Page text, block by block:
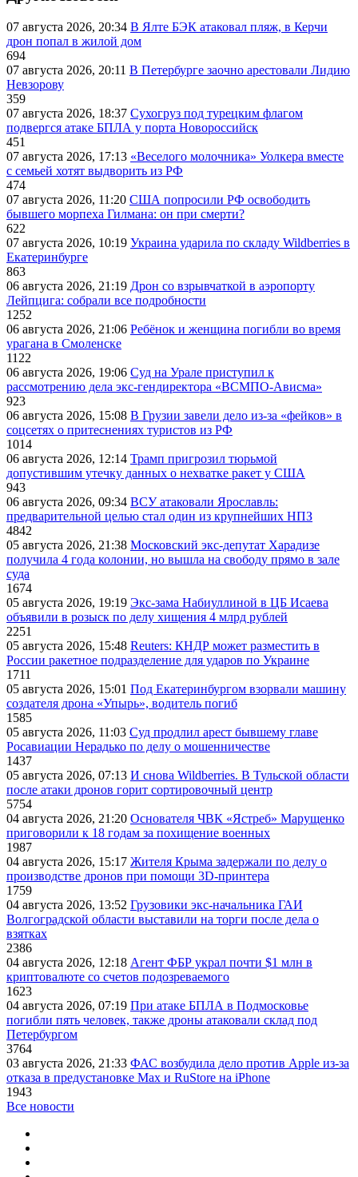
07 августа 2026, 20:34 В Ялте БЭК атаковал пляж, в Керчи
дрон попал в жилой дом
694
07 августа 2026, 20:11 В Петербурге заочно арестовали Лидию
Невзорову
359
07 августа 2026, 18:37 Сухогруз под турецким флагом
подвергся атаке БПЛА у порта Новороссийск
451
07 августа 2026, 17:13 «Веселого молочника» Уолкера вместе
с семьей хотят выдворить из РФ
474
07 августа 2026, 11:20 США попросили РФ освободить
бывшего морпеха Гилмана: он при смерти?
622
07 августа 2026, 10:19 Украина ударила по складу Wildberries в
Екатеринбурге
863
06 августа 2026, 21:19 Дрон со взрывчаткой в аэропорту
Лейпцига: собрали все подробности
1252
06 августа 2026, 21:06 Ребёнок и женщина погибли во время
урагана в Смоленске
1122
06 августа 2026, 19:06 Суд на Урале приступил к
рассмотрению дела экс-гендиректора «ВСМПО-Ависма»
923
06 августа 2026, 15:08 В Грузии завели дело из-за «фейков» в
соцсетях о притеснениях туристов из РФ
1014
06 августа 2026, 12:14 Трамп пригрозил тюрьмой
допустившим утечку данных о нехватке ракет у США
943
06 августа 2026, 09:34 ВСУ атаковали Ярославль:
предварительной целью стал один из крупнейших НПЗ
4842
05 августа 2026, 21:38 Московский экс-депутат Харадизе
получила 4 года колонии, но вышла на свободу прямо в зале
суда
1674
05 августа 2026, 19:19 Экс-зама Набиуллиной в ЦБ Исаева
объявили в розыск по делу хищения 4 млрд рублей
2251
05 августа 2026, 15:48 Reuters: КНДР может разместить в
России ракетное подразделение для ударов по Украине
1711
05 августа 2026, 15:01 Под Екатеринбургом взорвали машину
создателя дрона «Упырь», водитель погиб
1585
05 августа 2026, 11:03 Суд продлил арест бывшему главе
Росавиации Нерадько по делу о мошенничестве
1437
05 августа 2026, 07:13 И снова Wildberries. В Тульской области
после атаки дронов горит сортировочный центр
5754
04 августа 2026, 21:20 Основателя ЧВК «Ястреб» Марущенко
приговорили к 18 годам за похищение военных
1987
04 августа 2026, 15:17 Жителя Крыма задержали по делу о
производстве дронов при помощи 3D‑принтера
1759
04 августа 2026, 13:52 Грузовики экс-начальника ГАИ
Волгоградской области выставили на торги после дела о
взятках
2386
04 августа 2026, 12:18 Агент ФБР украл почти $1 млн в
криптовалюте со счетов подозреваемого
1623
04 августа 2026, 07:19 При атаке БПЛА в Подмосковье
погибли пять человек, также дроны атаковали склад под
Петербургом
3764
03 августа 2026, 21:33 ФАС возбудила дело против Apple из-за
отказа в предустановке Max и RuStore на iPhone
1943
Все новости